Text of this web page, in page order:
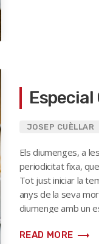
Especial
JOSEP CUÈLLAR
Els diumenges, a
periodicitat fixa,
Tot just iniciar la
anys de la seva
diumenge amb un
READ MORE trending_flat